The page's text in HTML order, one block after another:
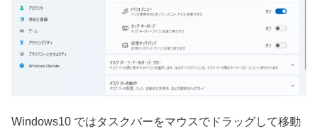
Windows10 ではタスクバーをマウスでドラッグして移動